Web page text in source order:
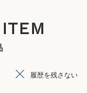
履歴を残さない